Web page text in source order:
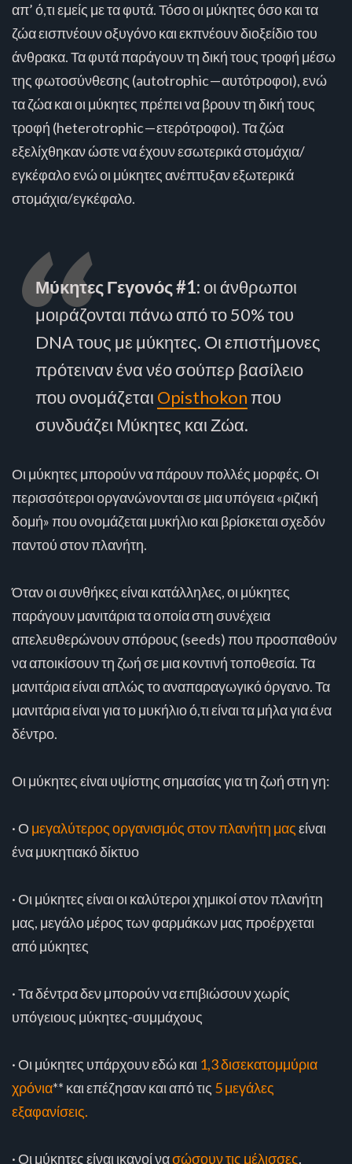
απ’ ό,τι εμείς με τα φυτά. Τόσο οι μύκητες όσο και τα
ζώα εισπνέουν οξυγόνο και εκπνέουν διοξείδιο του
άνθρακα. Τα φυτά παράγουν τη δική τους τροφή μέσω
της φωτοσύνθεσης (autotrophic — αυτότροφοι), ενώ
τα ζώα και οι μύκητες πρέπει να βρουν τη δική τους
τροφή (heterotrophic — ετερότροφοι). Τα ζώα
εξελίχθηκαν ώστε να έχουν εσωτερικά στομάχια/
εγκέφαλο ενώ οι μύκητες ανέπτυξαν εξωτερικά
στομάχια/εγκέφαλο.
Μύκητες Γεγονός #1: οι άνθρωποι
μοιράζονται πάνω από το 50% του
DNA τους με μύκητες. Οι επιστήμονες
πρότειναν ένα νέο σούπερ βασίλειο
που ονομάζεται Opisthokonπου
συνδυάζει Μύκητες και Ζώα.
Οι μύκητες μπορούν να πάρουν πολλές μορφές. Οι
περισσότεροι οργανώνονται σε μια υπόγεια «ριζική
δομή» που ονομάζεται μυκήλιο και βρίσκεται σχεδόν
παντού στον πλανήτη.
Όταν οι συνθήκες είναι κατάλληλες, οι μύκητες
παράγουν μανιτάρια τα οποία στη συνέχεια
απελευθερώνουν σπόρους (seeds) που προσπαθούν
να αποικίσουν τη ζωή σε μια κοντινή τοποθεσία. Τα
μανιτάρια είναι απλώς το αναπαραγωγικό όργανο. Τα
μανιτάρια είναι για το μυκήλιο ό,τι είναι τα μήλα για ένα
δέντρο.
Οι μύκητες είναι υψίστης σημασίας για τη ζωή στη γη:
· Ο μεγαλύτερος οργανισμός στον πλανήτη μαςείναι
ένα μυκητιακό δίκτυο
· Οι μύκητες είναι οι καλύτεροι χημικοί στον πλανήτη
μας, μεγάλο μέρος των φαρμάκων μας προέρχεται
από μύκητες
· Τα δέντρα δεν μπορούν να επιβιώσουν χωρίς
υπόγειους μύκητες-συμμάχους
· Οι μύκητες υπάρχουν εδώ και 1,3 δισεκατομμύρια
χρόνια** και επέζησαν και από τις 5 μεγάλες
εξαφανίσεις.
· Οι μύκητες είναι ικανοί νασώσουν τις μέλισσες.